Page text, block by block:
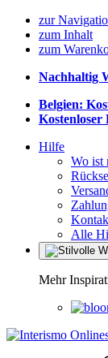
zur
zum Inhalt
zum
Nachhaltig
Belgien:
Kostenloser
Hilfe
Wo ist
Alle
Mehr